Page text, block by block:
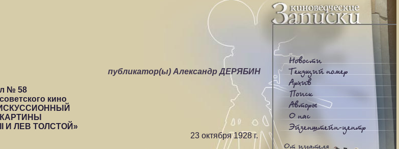
публикатор(ы) Александр ДЕРЯБИН
№ 58
кино
И ЛЕВ ТОЛСТОЙ»
23 октября 1928 г.